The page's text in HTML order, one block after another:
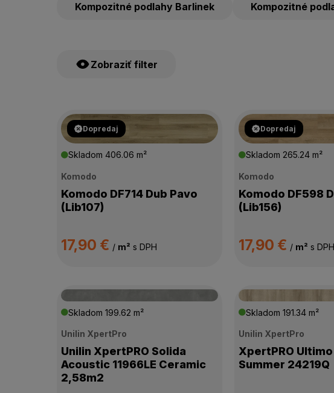
Kompozitné podlahy Barlinek Kompozitné
Zobraziť filter
ŠTÍTKY PRODUKTOV
CENA
VÝROBCA
KOLEKCIA
ZÁŤAŽOVÁ TRIEDA
PODLAHOVÉ VYKUROVANIE
Dopredaj
Skladom406.06 m²
Komodo
Komodo DF714 Dub Pavo
(Lib107)
17,90 € / m² s DPH
Dopredaj
Skladom 265.24 m²
Komodo
Komodo DF598
(Lib156)
17,90 € / m² s DPH
Skladom199.62 m²
Unilin XpertPro
Unilin XpertPRO Solida
Acoustic 11966LE Ceramic
2,58m2
Skladom191.34 m²
Unilin XpertPro
XpertPRO Ultimo
Summer 24219Q